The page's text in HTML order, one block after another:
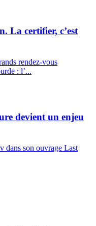
La certifier, c’est
rendez-vous
: l’...
devient un enjeu
dans son ouvrage Last